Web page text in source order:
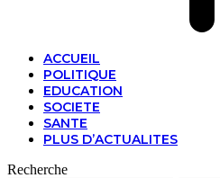
ACCUEIL
POLITIQUE
EDUCATION
SOCIETE
SANTE
PLUS D’ACTUALITES
Recherche